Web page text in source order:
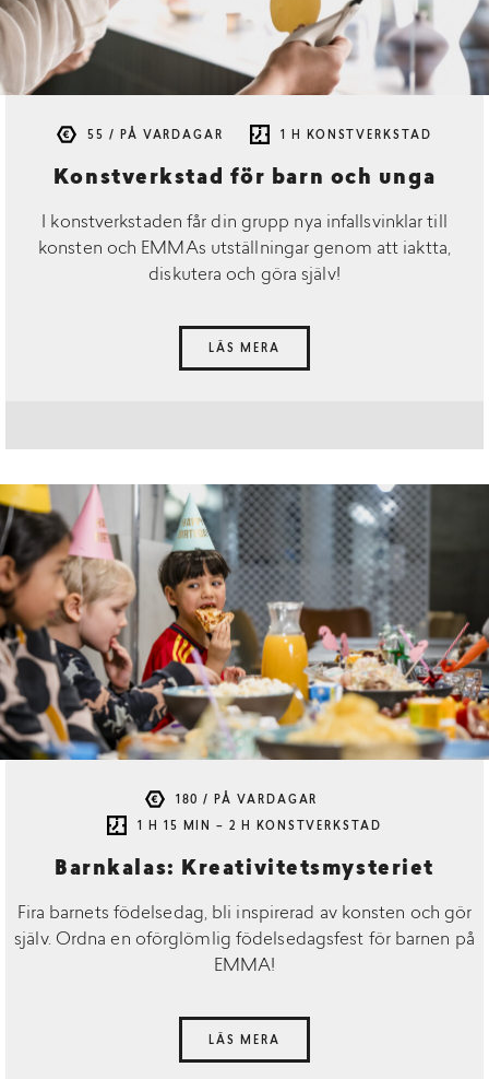
55 / PÅ VARDAGAR 1 H KONSTVERKSTAD
Konstverkstad för barn och unga
I konstverkstaden får din grupp nya infallsvinklar till
konsten och EMMAs utställningar genom att iaktta,
diskutera och göra själv!
LÄS MERA
180 / PÅ VARDAGAR
1 H 15 MIN – 2 H KONSTVERKSTAD
Barnkalas: Kreativitetsmysteriet
Fira barnets födelsedag, bli inspirerad av konsten och gör
själv. Ordna en oförglömlig födelsedagsfest för barnen på
EMMA!
LÄS MERA